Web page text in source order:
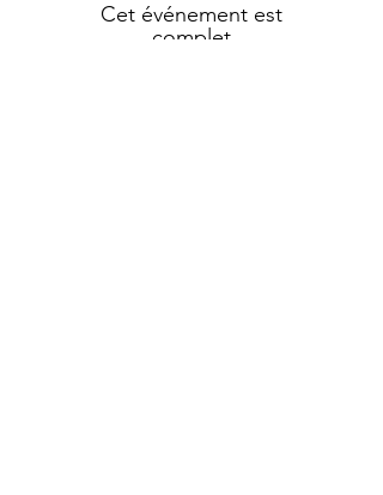
Cet événement est
complet